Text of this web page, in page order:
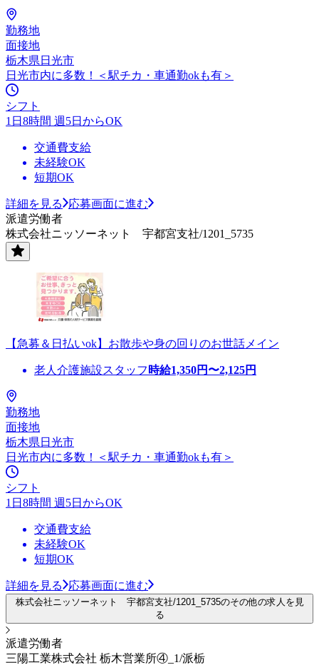
勤務地
面接地
栃木県日光市
日光市内に多数！＜駅チカ・車通勤okも有＞
シフト
1日8時間 週5日からOK
交通費支給
未経験OK
短期OK
詳細を見る
応募画面に進む
派遣労働者
株式会社ニッソーネット 宇都宮支社/1201_5735
【急募＆日払いok】お散歩や身の回りのお世話メイン
老人介護施設スタッフ 時給1,350円〜2,125円
勤務地
面接地
栃木県日光市
日光市内に多数！＜駅チカ・車通勤okも有＞
シフト
1日8時間 週5日からOK
交通費支給
未経験OK
短期OK
詳細を見る 応募画面に進む
株式会社ニッソーネット 宇都宮支社/1201_5735のその他の求人を見
る
派遣労働者
三陽工業株式会社 栃木営業所④_1/派栃